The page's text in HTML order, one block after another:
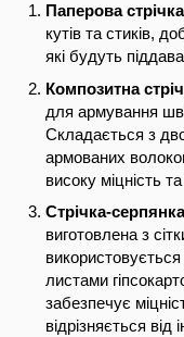
Паперова стрічка
кутів та стиків,
які будуть
Композитна
для армування
Складається з
армованих
високу міцність
Стрічка-серпянка
виготовлена з
листами
забезпечує
відрізняється